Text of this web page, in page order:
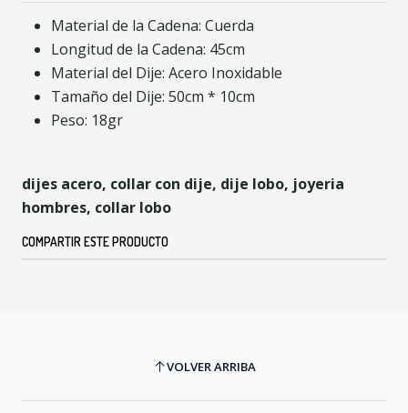
Material de la Cadena: Cuerda
Longitud de la Cadena: 45cm
Material del Dije: Acero Inoxidable
Tamaño del Dije: 50cm * 10cm
Peso: 18gr
dijes acero, collar con dije, dije lobo, joyeria
hombres, collar lobo
COMPARTIR ESTE PRODUCTO
VOLVER ARRIBA